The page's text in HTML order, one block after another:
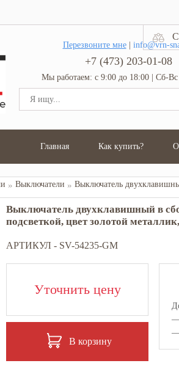
Перезвоните мне| info@vrn-
+7 (473) 203-01-08
Мы работаем: с 9:00 до 18:00 | Сб-
Главная Как купить?
Выключатели
Выключатель двухклавишный в
подсветкой, цвет золотой
АРТИКУЛ - SV-54235-GM
Уточнить цену
В корзину
—
—